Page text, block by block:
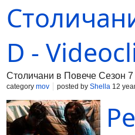
D -
Столичани в Повече Сезон
category mov posted by Shella 12